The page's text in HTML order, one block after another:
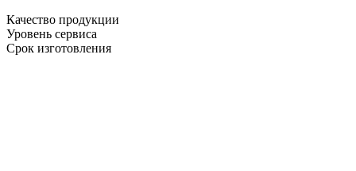
Качество продукции
Уровень сервиса
Срок изготовления